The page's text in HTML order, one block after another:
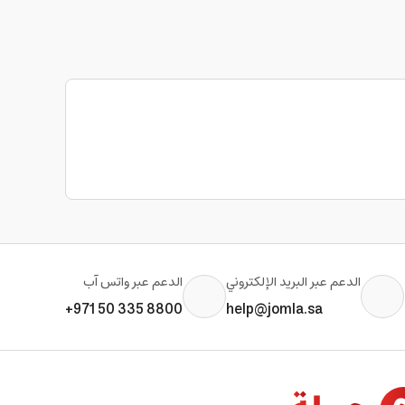
الدعم عبر البريد الإلكتروني
help@jomla.sa
الدعم عبر واتس آب
+971 50 335 8800